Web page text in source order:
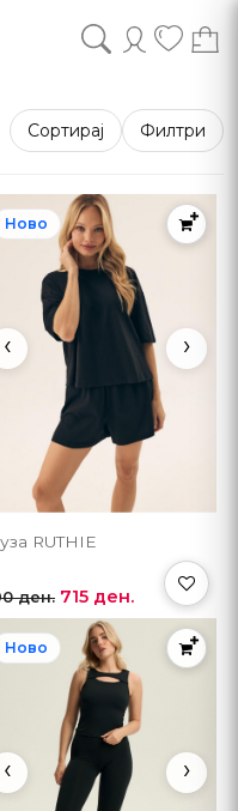
Сортирај Филтри
‹ ›
Ново
RUTHIE
ден. 715 ден.
‹ ›
Ново